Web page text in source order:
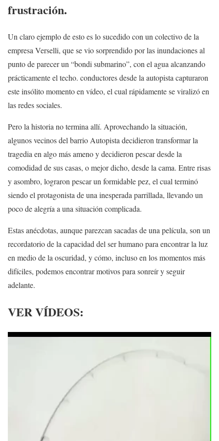
frustración.
Un claro ejemplo de esto es lo sucedido con un colectivo de la
empresa Verselli, que se vio sorprendido por las inundaciones al
punto de parecer un “bondi submarino”, con el agua alcanzando
prácticamente el techo. conductores desde la autopista capturaron
este insólito momento en vídeo, el cual rápidamente se viralizó en
las redes sociales.
Pero la historia no termina allí. Aprovechando la situación,
algunos vecinos del barrio Autopista decidieron transformar la
tragedia en algo más ameno y decidieron pescar desde la
comodidad de sus casas, o mejor dicho, desde la cama. Entre risas
y asombro, lograron pescar un formidable pez, el cual terminó
siendo el protagonista de una inesperada parrillada, llevando un
poco de alegría a una situación complicada.
Estas anécdotas, aunque parezcan sacadas de una película, son un
recordatorio de la capacidad del ser humano para encontrar la luz
en medio de la oscuridad, y cómo, incluso en los momentos más
difíciles, podemos encontrar motivos para sonreír y seguir
adelante.
VER VÍDEOS: